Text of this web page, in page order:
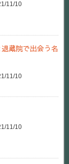
11/10
蔵院で出会う名
11/10
11/10